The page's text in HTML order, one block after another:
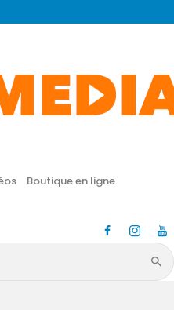
Boutique en ligne
en JESUS !
ligne